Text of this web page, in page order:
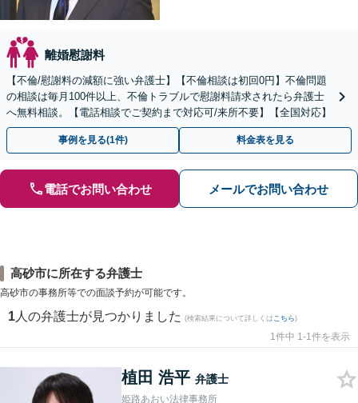
離婚慰謝料
【不倫/慰謝料の減額に強い弁護士】【不倫相談は初回0円】不倫問題
の相談は毎月100件以上、不倫トラブルで慰謝料請求されたら弁護士
へ無料相談。【電話相談でご契約まで対応可/来所不要】【全国対応】
事例を見る(1件) 料金表を見る
電話でお問い合わせ メールでお問い合わせ
高砂市に所在する弁護士
高砂市の事務所等での面談予約が可能です。
1 人の弁護士が見つかりました (検索結果について詳しくは こちら)
1件中 1-1件を表示
植田 浩平 弁護士
姫路あおい法律事務所